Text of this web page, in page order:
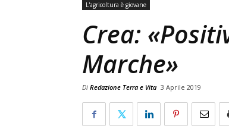
L'agricoltura è giovane
Crea:
Marche»
Di Redazione Terra e Vita 3 Aprile 2019